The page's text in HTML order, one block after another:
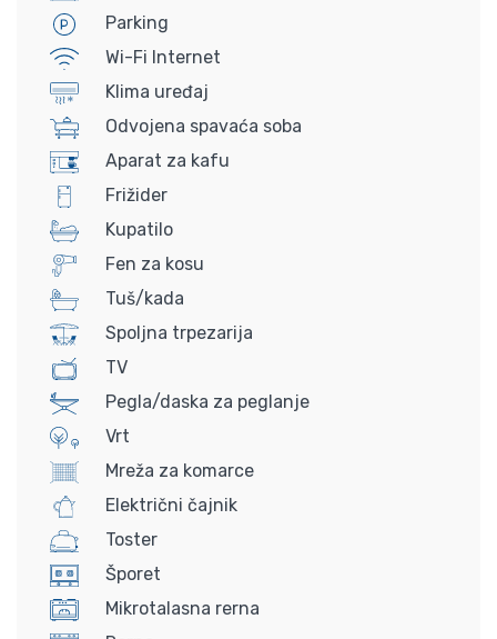
Parking
Wi-Fi Internet
Klima uređaj
Odvojena spavaća soba
Aparat za kafu
Frižider
Kupatilo
Fen za kosu
Tuš/kada
Spoljna trpezarija
TV
Pegla/daska za peglanje
Vrt
Mreža za komarce
Električni čajnik
Toster
Šporet
Mikrotalasna rerna